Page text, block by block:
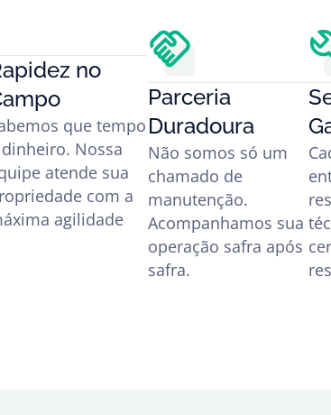
no
que tempo
Nossa
atende sua
com a
agilidade
Parceria
Duradoura
Não somos só um
chamado de
manutenção.
Acompanhamos sua
operação safra após
safra.